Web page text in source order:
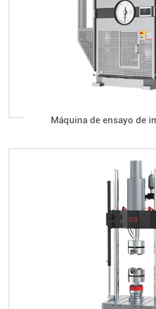
Máquina de ensayo de